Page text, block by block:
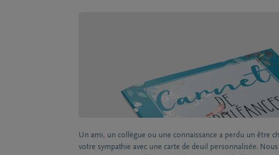
Un ami, un collègue ou une connaissance a perdu un être
votre sympathie avec une carte de deuil personnalisée.